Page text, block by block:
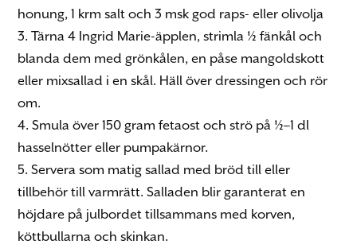
honung, 1 krm salt och 3 msk god raps- eller olivolja
3. Tärna 4 Ingrid Marie-äpplen, strimla ½ fänkål och
blanda dem med grönkålen, en påse mangoldskott
eller mixsallad i en skål. Häll över dressingen och rör
om.
4. Smula över 150 gram fetaost och strö på ½–1 dl
hasselnötter eller pumpakärnor.
5. Servera som matig sallad med bröd till eller
tillbehör till varmrätt. Salladen blir garanterat en
höjdare på julbordet tillsammans med korven,
köttbullarna och skinkan.